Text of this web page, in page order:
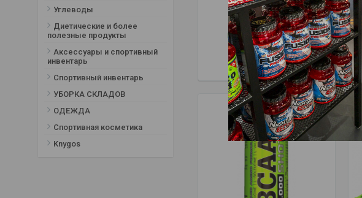
сахарная вата
Тропические фрукты
Фруктовый пунш
Холодный персиковый чай
Холодный сладкий чай
Черная смородина
Черника
яблоки
Яблоко и малина
Углеводы
Диетические и более
полезные продукты
Аксессуары и спортивный
инвентарь
Спортивный инвентарь
УБОРКА СКЛАДОВ
ОДЕЖДА
Спортивная косметика
Knygos
44,95€ 29,99€
Товар в наличии
В КОРЗИНУ
-37%